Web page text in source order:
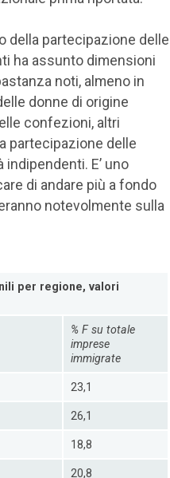
della partecipazione delle
ha assunto dimensioni
noti, almeno in
donne di origine
confezioni, altri
partecipazione delle
E’ uno
di andare più a fondo
notevolmente sulla
per regione, valori
% F su totale
imprese
immigrate
23,1
26,1
18,8
20,8